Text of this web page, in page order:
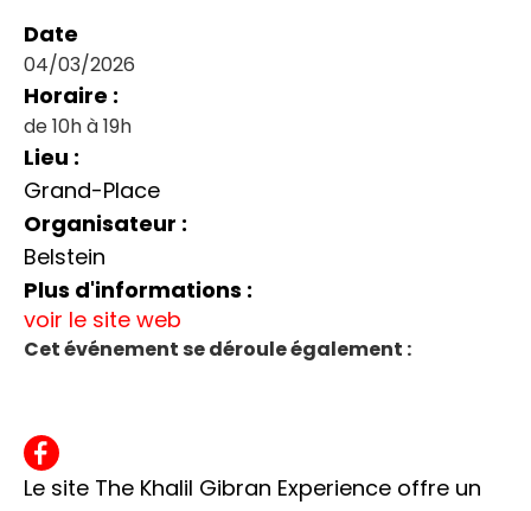
Date
04/03/2026
Horaire :
de 10h à 19h
Lieu :
Grand-Place
Organisateur :
Belstein
Plus d'informations :
voir le site web
Cet événement se déroule également :
Le site The Khalil Gibran Experience offre un